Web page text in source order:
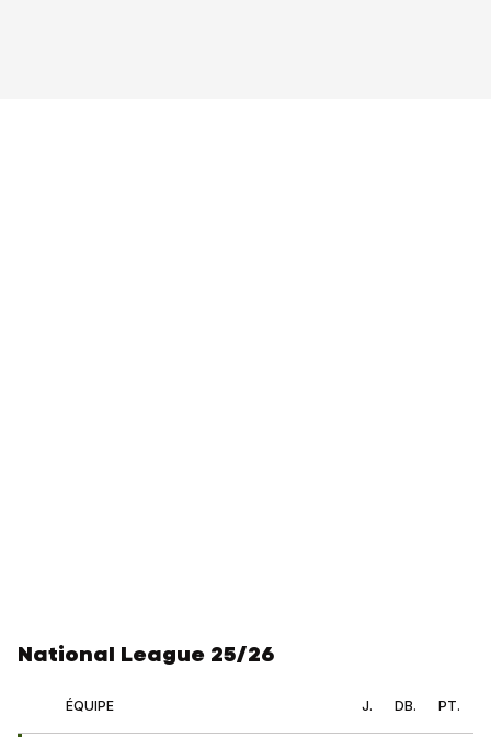
National League 25/26
ÉQUIPE J. DB. PT.